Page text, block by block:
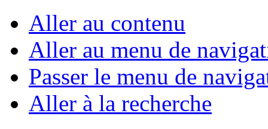
Aller au contenu
Aller au menu de
Passer le menu de
Aller à la recherche